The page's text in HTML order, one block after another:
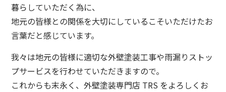
暮らしていただく為に、
地元の皆様との関係を大切にしているこそいただけたお
言葉だと感じています。
我々は地元の皆様に適切な外壁塗装工事や雨漏りストッ
プサービスを行わせていただきますので。
これからも末永く、外壁塗装専門店 TRS をよろしくお